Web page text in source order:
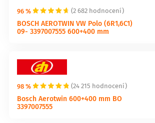
96 % (2 682 hodnocení)
BOSCH AEROTWIN VW Polo (6R1,6C1)
09- 3397007555 600+400 mm
98 % (24 215 hodnocení)
Bosch Aerotwin 600+400 mm BO
3397007555